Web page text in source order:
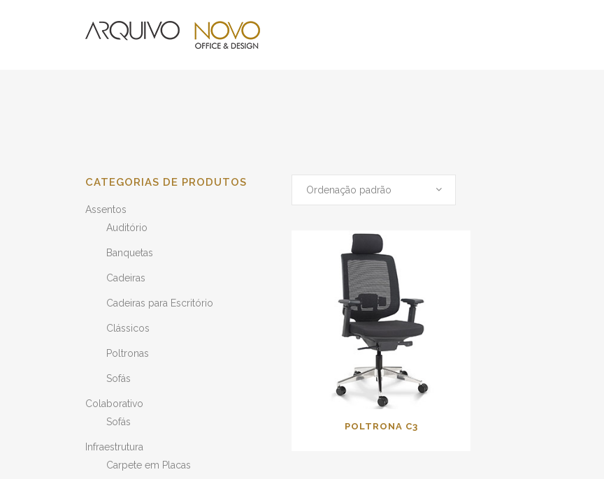
CATEGORIAS DE PRODUTOS
Assentos
Auditório
Banquetas
Cadeiras
Cadeiras para Escritório
Clássicos
Poltronas
Sofás
Colaborativo
Sofás
Infraestrutura
Carpete em Placas
Ordenação padrão
POLTRONA C3